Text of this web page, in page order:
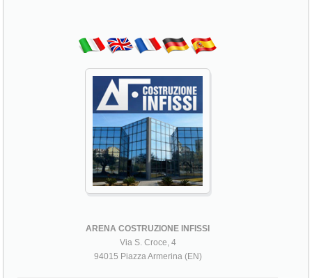
ARENA COSTRUZIONE INFISSI
Via S. Croce, 4
94015 Piazza Armerina (EN)